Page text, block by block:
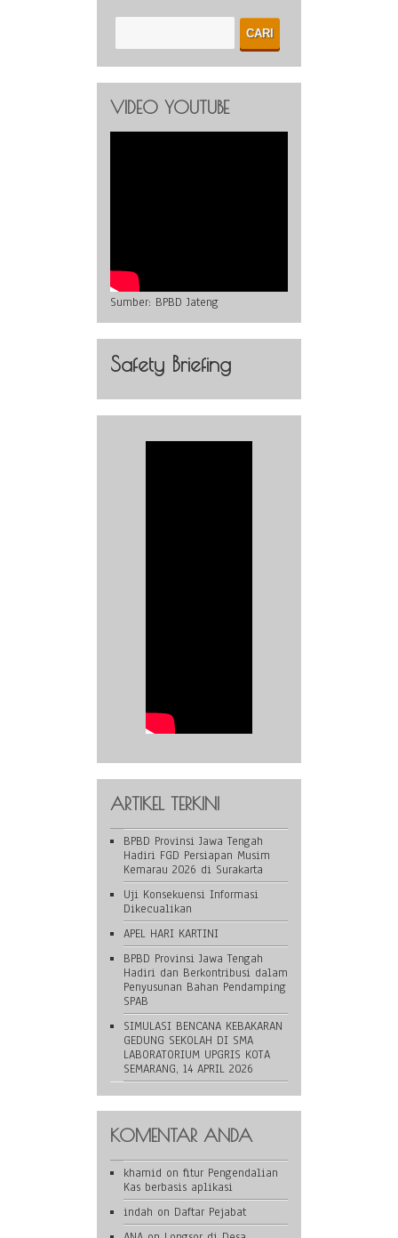
VIDEO YOUTUBE
Sumber: BPBD Jateng
Safety Briefing
ARTIKEL TERKINI
BPBD Provinsi Jawa Tengah
Hadiri FGD Persiapan Musim
Kemarau 2026 di Surakarta
Uji Konsekuensi Informasi
Dikecualikan
APEL HARI KARTINI
BPBD Provinsi Jawa Tengah
Hadiri dan Berkontribusi dalam
Penyusunan Bahan Pendamping
SPAB
SIMULASI BENCANA KEBAKARAN
GEDUNG SEKOLAH DI SMA
LABORATORIUM UPGRIS KOTA
SEMARANG, 14 APRIL 2026
KOMENTAR ANDA
khamid on fitur Pengendalian
Kas berbasis aplikasi
indah on Daftar Pejabat